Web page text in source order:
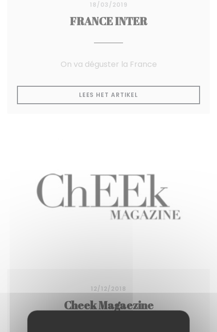
18/03/2019
FRANCE INTER
On va déguster la France
LEES HET ARTIKEL
12/12/2018
Cheek Magaezine